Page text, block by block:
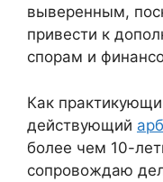
выверенным,
привести к
спорам и
Как
действующий
более чем 10-
сопровождаю